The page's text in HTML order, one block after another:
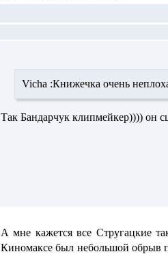
Vicha :Книжечка очень
Так Бандарчук клипмейкер)))) он
А мне кажется все Стругацкие
Киномаксе был небольшой обрыв